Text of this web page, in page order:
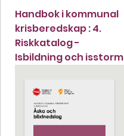
Handbok i kommunal
krisberedskap : 4.
Riskkatalog -
Isbildning och isstorm